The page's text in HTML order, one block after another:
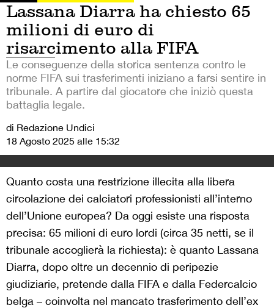
Lassana Diarra ha chiesto 65
milioni di euro di
risarcimento alla FIFA
Le conseguenze della storica sentenza contro le
norme FIFA sui trasferimenti iniziano a farsi sentire in
tribunale. A partire dal giocatore che iniziò questa
battaglia legale.
di Redazione Undici
18 Agosto 2025 alle 15:32
Quanto costa una restrizione illecita alla libera
circolazione dei calciatori professionisti all’interno
dell’Unione europea? Da oggi esiste una risposta
precisa: 65 milioni di euro lordi (circa 35 netti, se il
tribunale accoglierà la richiesta): è quanto Lassana
Diarra, dopo oltre un decennio di peripezie
giudiziarie, pretende dalla FIFA e dalla Federcalcio
belga – coinvolta nel mancato trasferimento dell’ex